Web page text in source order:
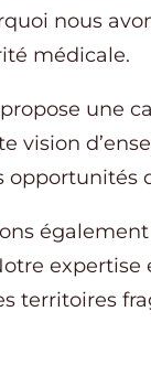
nous
médicale.
une
vision
opportunités
expertise
territoires